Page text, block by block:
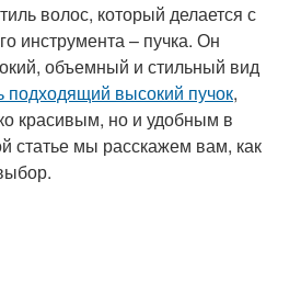
волос, который делается с
инструмента – пучка. Он
объемный и стильный вид
подходящий высокий пучок,
красивым, но и удобным в
статье мы расскажем вам, как